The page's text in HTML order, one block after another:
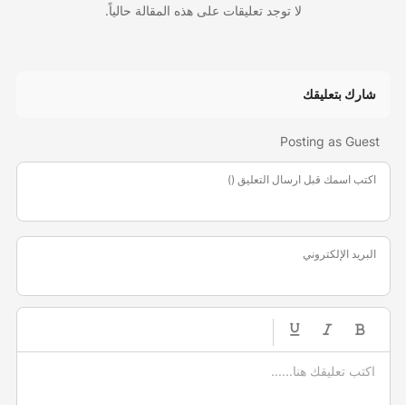
لا توجد تعليقات على هذه المقالة حالياً.
شارك بتعليقك
Posting as Guest
اكتب اسمك قبل ارسال التعليق ()
البريد الإلكتروني
-
-